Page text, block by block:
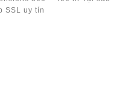
SSL uy tín